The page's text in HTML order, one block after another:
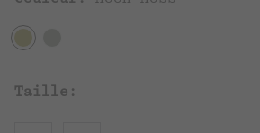
Taille: